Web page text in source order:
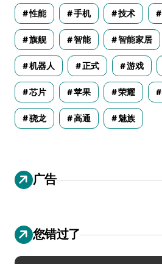
性能 手机 技术
旗舰 智能 智能家居
机器人 正式 游戏
芯片 苹果 荣耀
骁龙 高通 魅族
广告
您错过了